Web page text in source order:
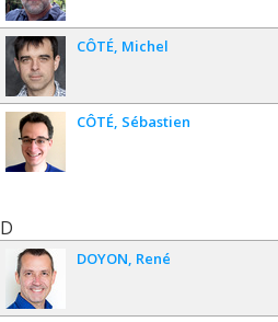
CÔTÉ Michel
CÔTÉ Sébastien
D
DOYON René